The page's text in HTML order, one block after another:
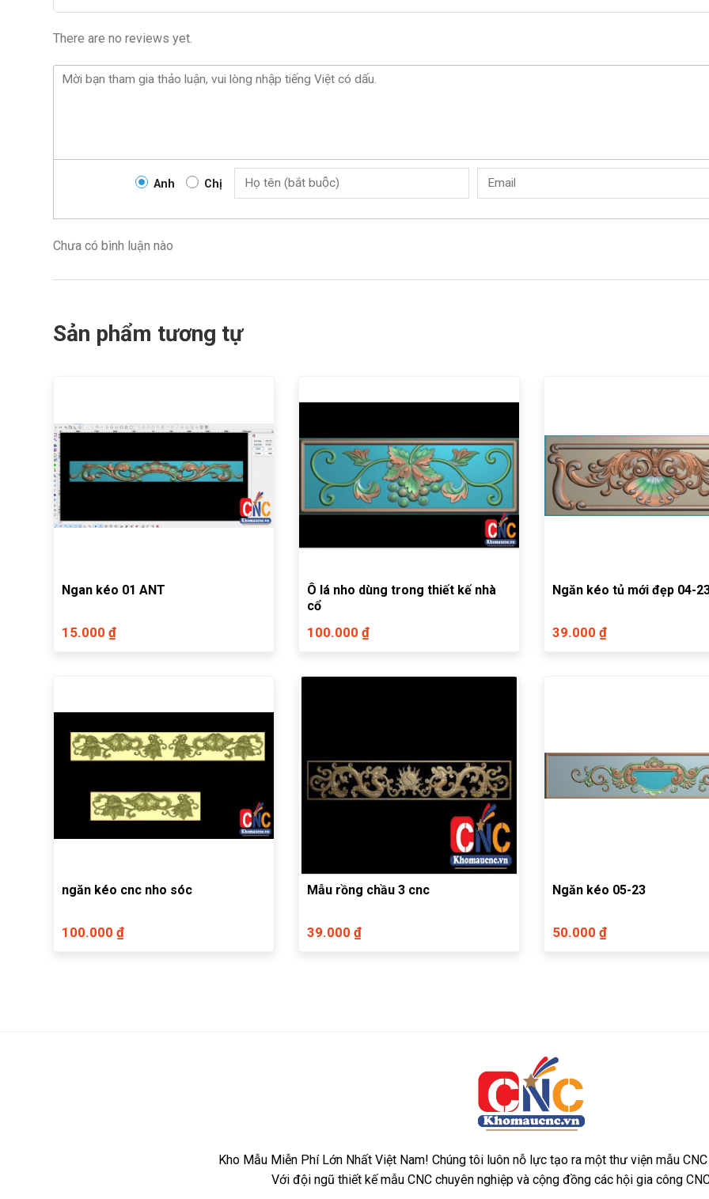
There are no reviews yet.
Anh Chị
Chưa có bình luận nào
Sản phẩm tương tự
Ngan kéo 01 ANT
15.000 ₫
Ô lá nho dùng trong thiết kế nhà
cổ
100.000 ₫
Ngăn kéo tủ mới đẹp 04-
39.000 ₫
ngăn kéo cnc nho sóc
100.000 ₫
Mẫu rồng chầu 3 cnc
39.000 ₫
Ngăn kéo 05-23
50.000 ₫
Kho Mẫu Miễn Phí Lớn Nhất Việt Nam! Chúng tôi luôn nỗ lực tạo ra một thư viện mẫu
Với đội ngũ thiết kế mẫu CNC chuyên nghiệp và cộng đồng các hội gia công